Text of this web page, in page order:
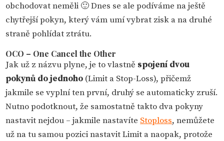
obchodovat neměli 🙂 Dnes se ale podíváme na ještě
chytřejší pokyn, který vám umí vybrat zisk a na druhé
straně pohlídat ztrátu.
OCO – One Cancel the Other
Jak už z názvu plyne, je to vlastně spojení dvou
pokynů do jednoho (Limit a Stop-Loss), přičemž
jakmile se vyplní ten první, druhý se automaticky zruší.
Nutno podotknout, že samostatně takto dva pokyny
nastavit nejdou – jakmile nastavíte Stoploss, nemůžete
už na tu samou pozici nastavit Limit a naopak, protože